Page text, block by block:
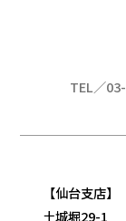
TEL／
【仙台支店
土城堀29-1